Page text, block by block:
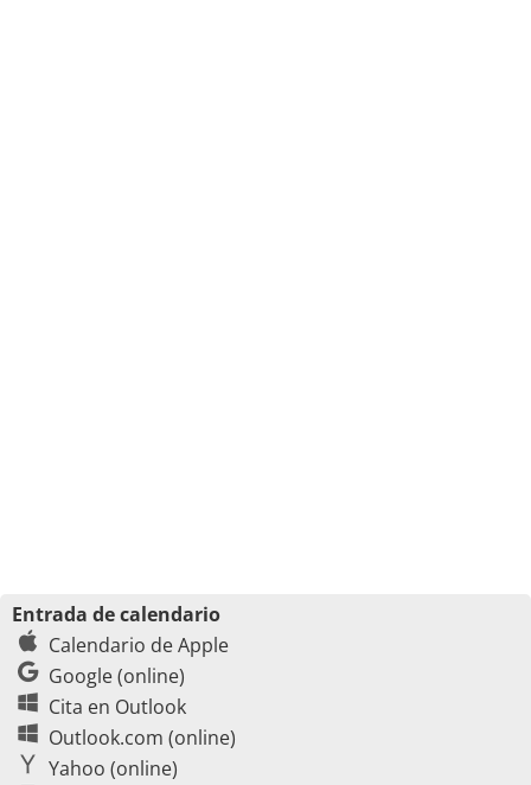
Entrada de calendario
Calendario de Apple
Google (online)
Cita en Outlook
Outlook.com (online)
Yahoo (online)